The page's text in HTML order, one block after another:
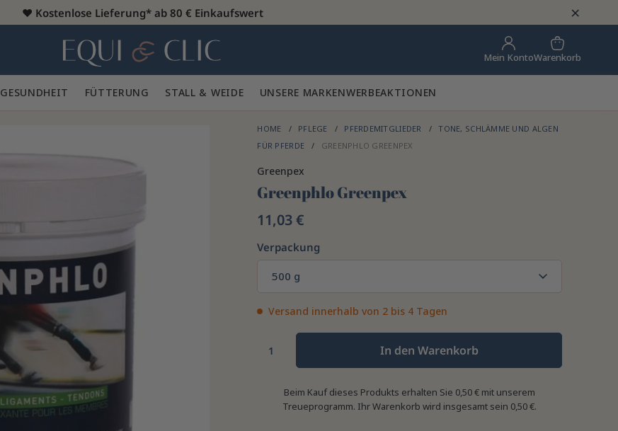
♥️ Kostenlose Lieferung* ab 80 € Einkaufswert ×
Heim Mein KontoWarenkorb
GESUNDHEIT ✨ FÜTTERUNG 🥕 STALL & WEIDE 🍃 UNSERE MARKENWERBEAKTIONEN
HOME PFLEGE PFERDEMITGLIEDER
TONE, SCHLÄMME UND ALGEN
FÜR PFERDE
GREENPHLO GREENPEX
Greenpex
Greenphlo Greenpex
11,03 €
Verpackung
500 g
Versand innerhalb von 2 bis 4 Tagen
In den Warenkorb
Beim Kauf dieses Produkts erhalten Sie 0,50 € mit unserem
Treueprogramm. Ihr Warenkorb wird insgesamt sein 0,50 €.